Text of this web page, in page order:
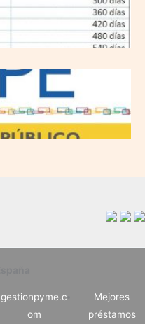
gestionpyme.c
om
Mejores
préstamos